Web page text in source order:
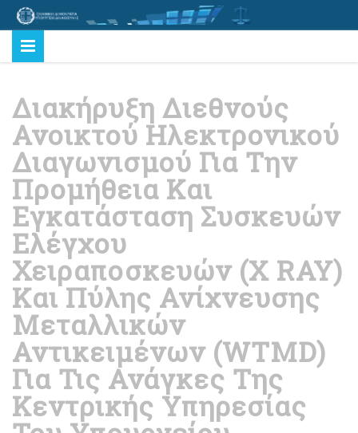
Διακήρυξη Διεθνούς
Ανοικτού Ηλεκτρονικού
Διαγωνισμού Για Την
Προμήθεια Και
Εγκατάσταση Συσκευών
Ελέγχου
Χειραποσκευών (X RAY)
Και Πύλης Ανίχνευσης
Μεταλλικών
Αντικειμένων (WTMD)
Για Τις Ανάγκες Της
Κεντρικής Υπηρεσίας